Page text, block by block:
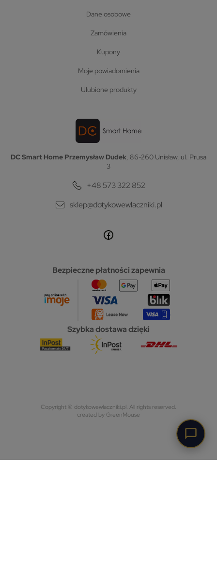
dane osobowe
zamówienia
kupony
moje powiadomienia
ulubione produkty
DC Smart Home Przemysław Dudek , 86-260 Unisław, ul. Prusa
3
+48 573 322 852
sklep@dotykowewlaczniki.pl
Bezpieczne płatności zapewnia
Szybka dostawa dzięki
Copyright © dotykowewlaczniki.pl. All rights reserved.
created by GreenMouse